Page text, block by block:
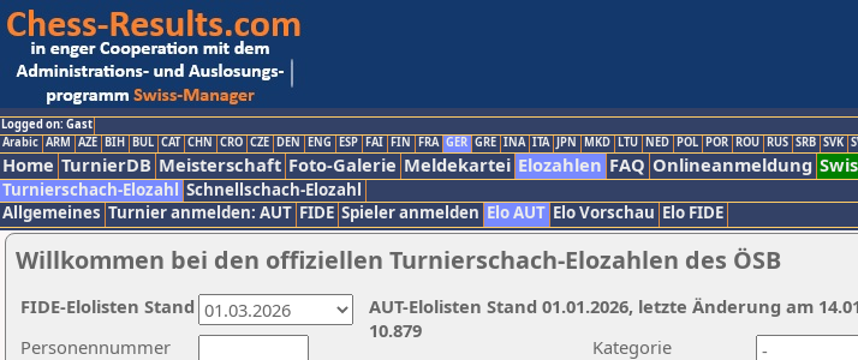
Logged on: Gast
Arabic ARM AZE BIH BUL CAT CHN CRO CZE DEN ENG ESP FAI FIN FRA GER GRE INA ITA JPN MKD LTU NED POL POR ROU RUS SRB SVK
Home TurnierDB Meisterschaft Foto-Galerie Meldekartei Elozahlen FAQ Onlineanmeldung
Turnierschach-Elozahl Schnellschach-Elozahl
Allgemeines Turnier anmelden: AUT FIDE Spieler anmelden Elo AUT Elo Vorschau Elo FIDE
Willkommen bei den offiziellen Turnierschach-Elozahlen des ÖSB
Kategorie
Personennummer
AUT-Elolisten Stand 01.01.2026, letzte Änderung am
10.879
FIDE-Elolisten Stand